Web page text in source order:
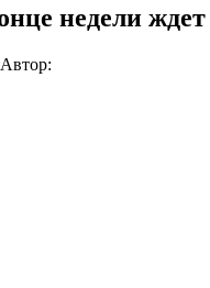
недели
Автор: